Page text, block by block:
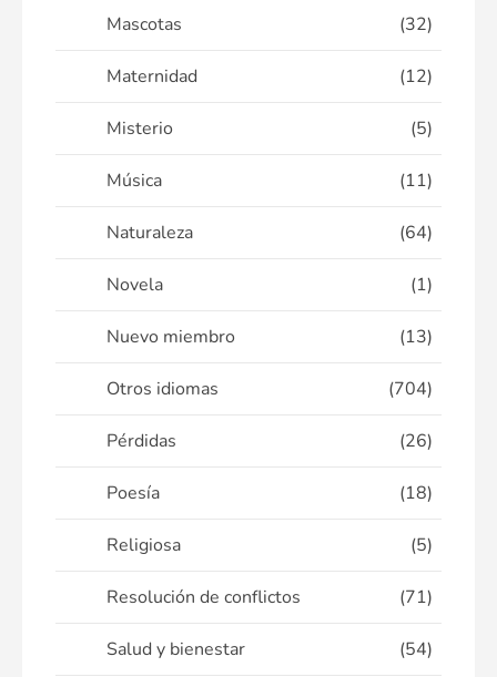
Mascotas (32)
Maternidad (12)
Misterio (5)
Música (11)
Naturaleza (64)
Novela (1)
Nuevo miembro (13)
Otros idiomas (704)
Pérdidas (26)
Poesía (18)
Religiosa (5)
Resolución de conflictos (71)
Salud y bienestar (54)